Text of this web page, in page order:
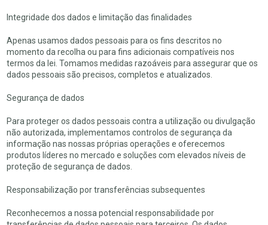
Integridade dos dados e limitação das finalidades
Apenas usamos dados pessoais para os fins descritos no
momento da recolha ou para fins adicionais compatíveis nos
termos da lei. Tomamos medidas razoáveis para assegurar que os
dados pessoais são precisos, completos e atualizados.
Segurança de dados
Para proteger os dados pessoais contra a utilização ou divulgação
não autorizada, implementamos controlos de segurança da
informação nas nossas próprias operações e oferecemos
produtos líderes no mercado e soluções com elevados níveis de
proteção de segurança de dados.
Responsabilização por transferências subsequentes
Reconhecemos a nossa potencial responsabilidade por